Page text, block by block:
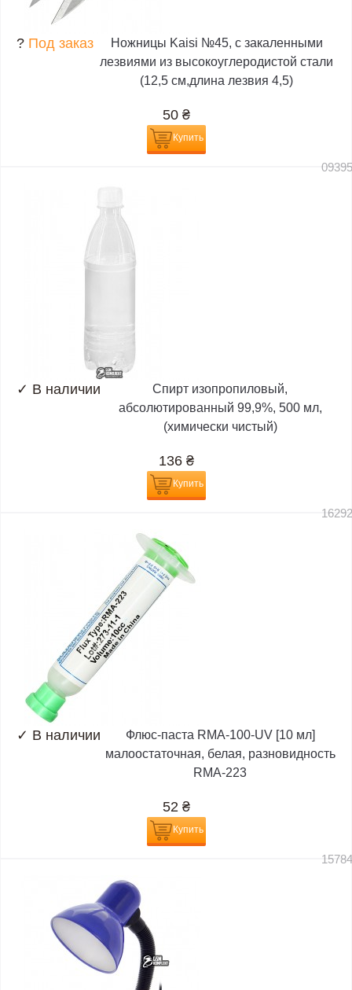
? Под заказ
Ножницы Kaisi №45, с закаленными
лезвиями из высокоуглеродистой стали
(12,5 см,длина лезвия 4,5)
50 ₴
Купить
✓ В наличии
Спирт изопропиловый,
абсолютированный 99,9%, 500 мл,
(химически чистый)
136 ₴
Купить
✓ В наличии
Флюс-паста RMA-100-UV [10 мл]
малоостаточная, белая, разновидность
RMA-223
52 ₴
Купить